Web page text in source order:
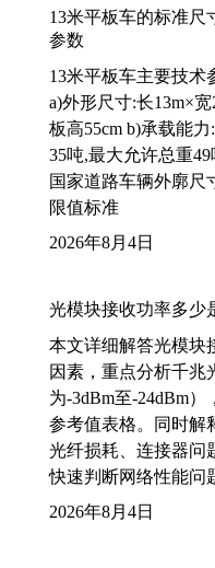
13米平板车的标准尺
参数
13米平板车主要技术
a)外形尺寸:长13m×宽
板高55cm b)承载能力
35吨,最大允许总重49
国家道路车辆外廓尺
限值标准
2026年8月4日
光模块接收功率多少
本文详细解答光模块
因素，重点分析千兆
为-3dBm至-24dBm
参考值表格。同时解
光纤损耗、连接器问
快速判断网络性能问
2026年8月4日